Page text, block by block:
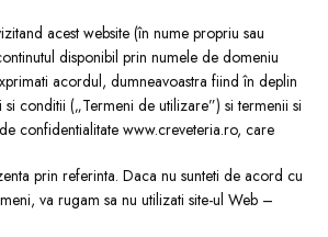
acest website (în nume propriu sau
disponibil prin numele de domeniu
acordul, dumneavoastra fiind în deplin
conditii („Termeni de utilizare”) si termenii si
confidentialitate www.creveteria.ro, care
prin referinta. Daca nu sunteti de acord cu
va rugam sa nu utilizati site-ul Web –